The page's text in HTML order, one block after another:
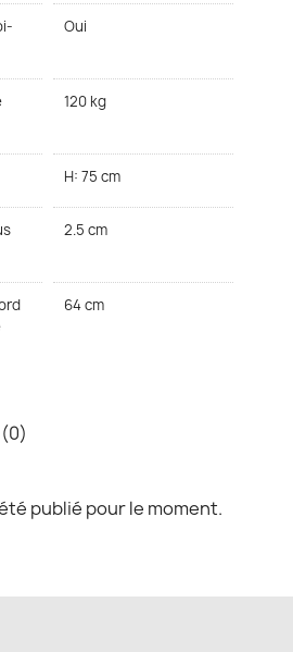
Oui
120 kg
H: 75 cm
2.5 cm
64 cm
publié pour le moment.